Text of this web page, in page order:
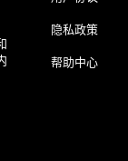
隐私政策
帮助中心